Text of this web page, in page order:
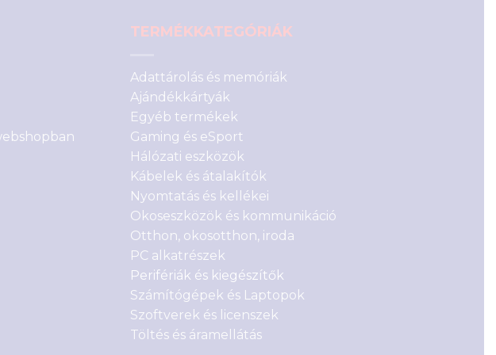
TERMÉKKATEGÓRIÁK
Adattárolás és memóriák
Ajándékkártyák
Egyéb termékek
Gaming és eSport
Hálózati eszközök
Kábelek és átalakítók
Nyomtatás és kellékei
Okoseszközök és kommunikáció
Otthon, okosotthon, iroda
PC alkatrészek
Perifériák és kiegészítők
Számítógépek és Laptopok
Szoftverek és licenszek
Töltés és áramellátás